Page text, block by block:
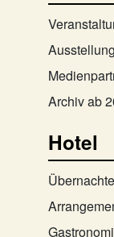
Archiv ab
Hotel